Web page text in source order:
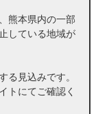
熊本県内の一部
している地域が
る見込みです。
トにてご確認く